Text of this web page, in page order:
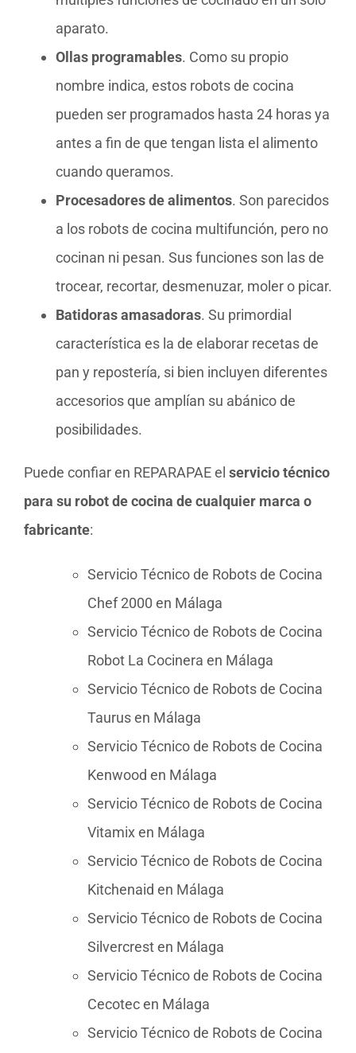
aparato.
Ollas programables. Como su propio
nombre indica, estos robots de cocina
pueden ser programados hasta 24 horas ya
antes a fin de que tengan lista el alimento
cuando queramos.
Procesadores de alimentos. Son parecidos
a los robots de cocina multifunción, pero no
cocinan ni pesan. Sus funciones son las de
trocear, recortar, desmenuzar, moler o picar.
Batidoras amasadoras. Su primordial
característica es la de elaborar recetas de
pan y repostería, si bien incluyen diferentes
accesorios que amplían su abánico de
posibilidades.
Puede confiar en REPARAPAE el servicio técnico
para su robot de cocina de cualquier marca o
fabricante:
Servicio Técnico de Robots de Cocina
Chef 2000 en Málaga
Servicio Técnico de Robots de Cocina
Robot La Cocinera en Málaga
Servicio Técnico de Robots de Cocina
Taurus en Málaga
Servicio Técnico de Robots de Cocina
Kenwood en Málaga
Servicio Técnico de Robots de Cocina
Vitamix en Málaga
Servicio Técnico de Robots de Cocina
Kitchenaid en Málaga
Servicio Técnico de Robots de Cocina
Silvercrest en Málaga
Servicio Técnico de Robots de Cocina
Cecotec en Málaga
Servicio Técnico de Robots de Cocina